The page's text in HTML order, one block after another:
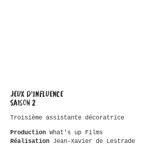
JEUX D'INFLUENCE
Saison 2
Troisième assistante décoratrice
Production What's up Films
Réalisation Jean-Xavier de Lestrade